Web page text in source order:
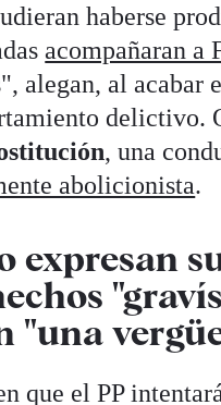
haberse
acompañaran a
alegan, al acabar
delictivo.
, una
abolicionista.
expresan
"una
que el PP